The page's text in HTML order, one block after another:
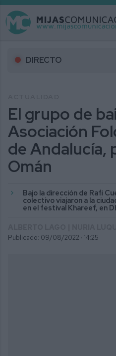
DIRECTO
El grupo de
Asociación
de Andalucía,
Omán
Bajo la dirección de Rafi
colectivo viajaron a la
en el festival Khareef, en
Publicado: 09/08/2022 · 14:25